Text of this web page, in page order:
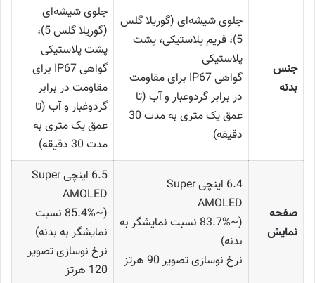
جنس
بدنه
جلوی شیشه‌ای (گوریلا گلس
5)، فریم پلاستیکی، پشت
پلاستیکی
گواهی IP67 برای مقاومت
در برابر گردوغبار و آب (تا
عمق یک متری به مدت 30
دقیقه)
جلوی شیشه‌ای
(گوریلا گلس 5)،
پشت پلاستیکی
گواهی IP67 برای
مقاومت در برابر
گردوغبار و آب (تا
عمق یک متری به
مدت 30 دقیقه)
صفحه
نمایش
6.4 اینچی Super
AMOLED
(~83.7% نسبت نمایشگر به
بدنه)
نرخ نوسازی تصویر 90 هرتز
6.5 اینچی Super
AMOLED
(~85.4% نسبت
نمایشگر به بدنه)
نرخ نوسازی تصویر
120 هرتز